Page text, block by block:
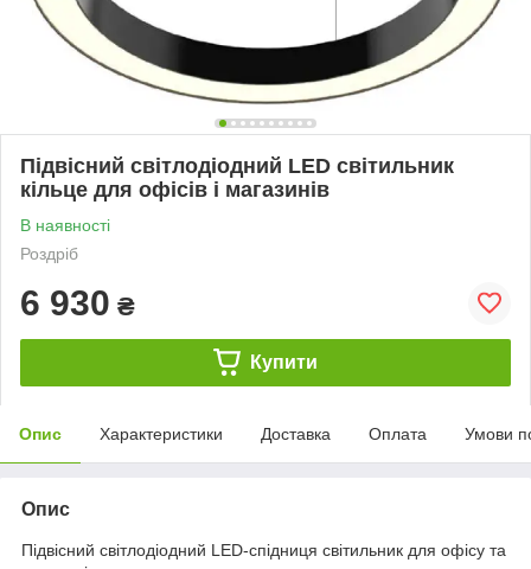
Підвісний світлодіодний LED світильник
кільце для офісів і магазинів
В наявності
Роздріб
6 930 ₴
Купити
Опис Характеристики Доставка Оплата Умови
Опис
Підвісний світлодіодний LED-спідниця світильник для офісу та